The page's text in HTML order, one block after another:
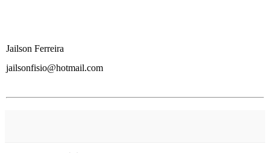
Jailson Ferreira
jailsonfisio@hotmail.com